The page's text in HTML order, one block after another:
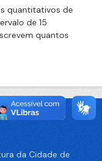
quantitativos de
de 15
quantos
da Cidade de